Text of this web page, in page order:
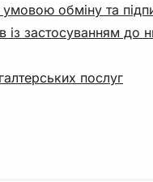
обміну та
із застосуванням до
послуг